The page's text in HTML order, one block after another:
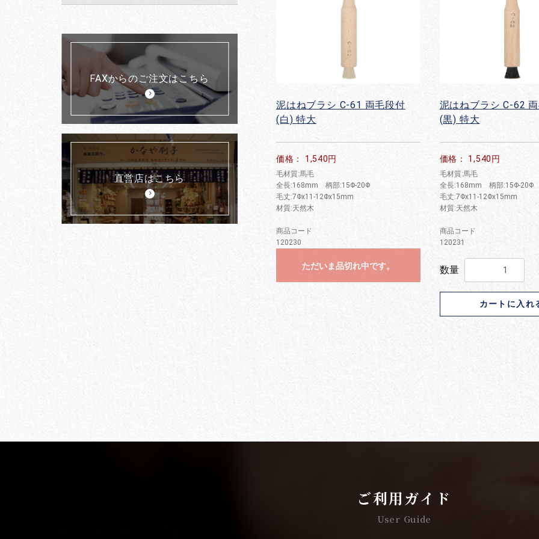
FAXからのご注文はこちら
直営店はこちら
泥はねブラシ C-61 両毛段付
(白) 特大
価格： 1,540円
毛材質:馬毛
全長:168mm 柄部:15Φ-20Φ
毛丈:7Φx11-12Φx15mm
材質:天然木
商品コード
120230
ただいま品切れ中です。
泥はねブラシ C-62
(黒) 特大
価格： 1,540円
毛材質:馬毛
全長:168mm 柄部:15Φ-20Φ
毛丈:7Φx11-12Φx15mm
材質:天然木
商品コード
120231
数量
カートに入れ
ご利用ガイド
User Guide